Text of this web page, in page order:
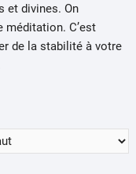
et divines. On
méditation. C’est
de la stabilité à votre